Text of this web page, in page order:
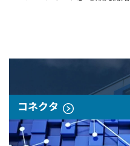
コネクタ